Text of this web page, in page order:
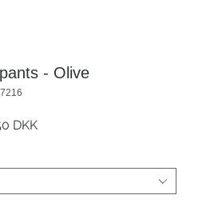
- Olive
DKKSale-